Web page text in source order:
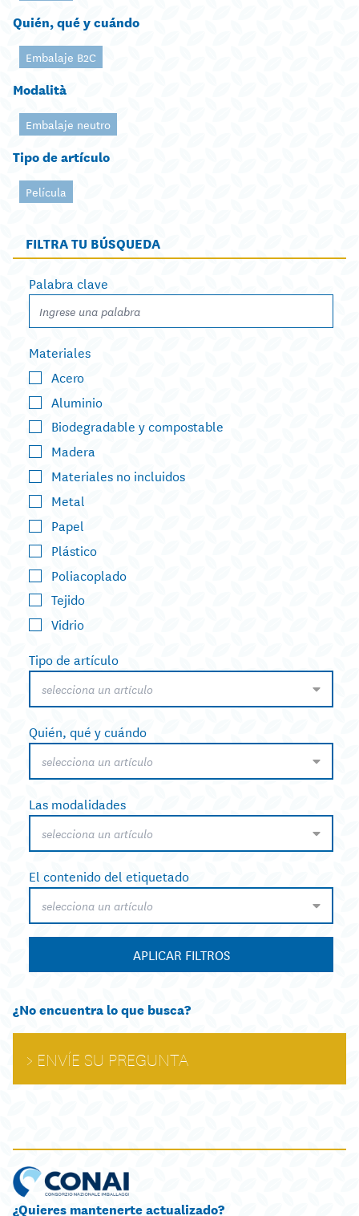
Quién, qué y cuándo
Embalaje B2C
Modalità
Embalaje neutro
Tipo de artículo
Película
FILTRA TU BÚSQUEDA
Palabra clave
Materiales
Acero
Aluminio
Biodegradable y compostable
Madera
Materiales no incluidos
Metal
Papel
Plástico
Poliacoplado
Tejido
Vidrio
Tipo de artículo
selecciona un artículo
Quién, qué y cuándo
selecciona un artículo
Las modalidades
selecciona un artículo
El contenido del etiquetado
selecciona un artículo
APLICAR FILTROS
¿No encuentra lo que busca?
ENVÍE SU PREGUNTA
¿Quieres mantenerte actualizado?